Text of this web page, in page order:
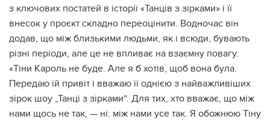
з ключових постатей в історії «Танців з зірками» і її
внесок у проєкт складно переоцінити. Водночас він
додав, що між близькими людьми, як і всюди, бувають
різні періоди, але це не впливає на взаємну повагу.
«Тіни Кароль не буде. Але я б хотів, щоб вона була.
Передаю їй привіт і вважаю її однією з найважливіших
зірок шоу „Танці з зірками“. Для тих, хто вважає, що між
нами щось не так, — ні: між нами усе так. Я обожнюю Тіну